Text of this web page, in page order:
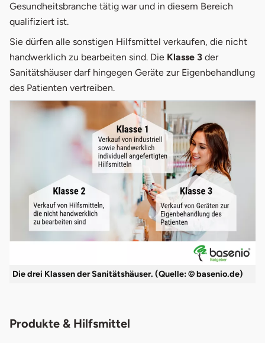
Gesundheitsbranche tätig war und in diesem Bereich
qualifiziert ist.
Sie dürfen alle sonstigen Hilfsmittel verkaufen, die nicht
handwerklich zu bearbeiten sind. Die Klasse 3 der
Sanitätshäuser darf hingegen Geräte zur Eigenbehandlung
des Patienten vertreiben.
Die drei Klassen der Sanitätshäuser. (Quelle: © basenio.de)
Produkte & Hilfsmittel